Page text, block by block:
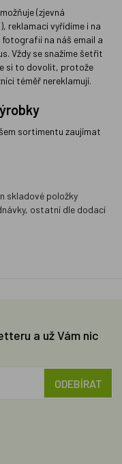
(zjevná
reklamaci vyřídíme i na
fotografií na náš email a
Vždy se snažíme šetřit
si to dovolit, protože
téměř nereklamují.
sortimentu zaujímat
skladové položky
ostatní dle dodací
a už Vám nic
ODEBÍRAT